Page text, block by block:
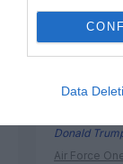
Data
a
Un enfant
Donald
Air Force